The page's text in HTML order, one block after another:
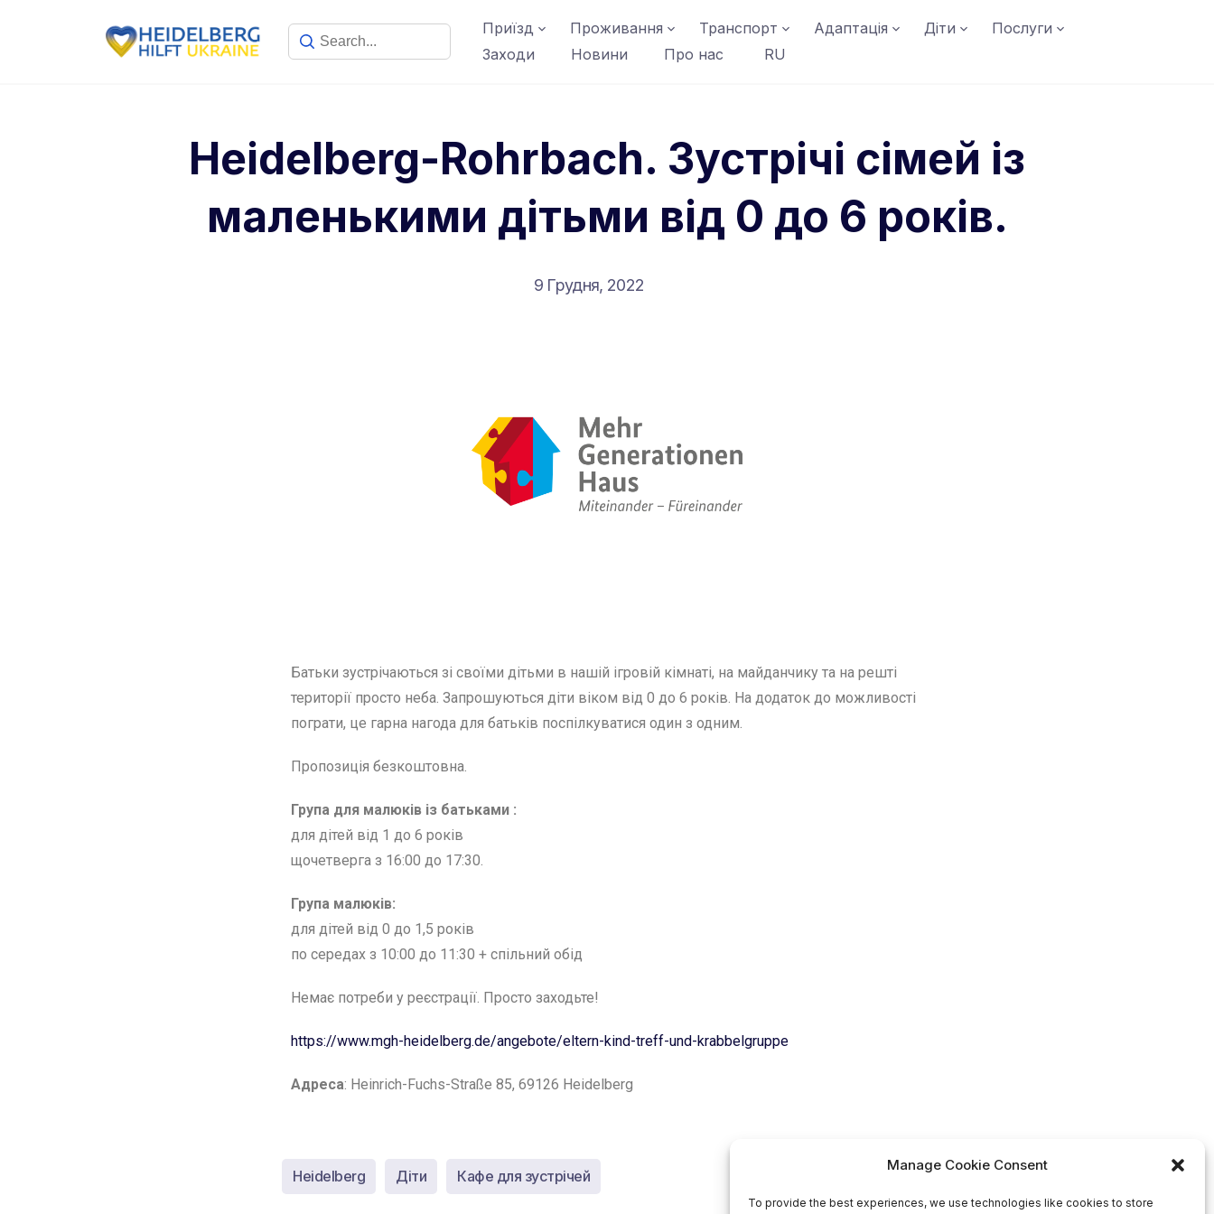
Manage Cookie Consent
To provide the best experiences, we use technologies like cookies to store
Приїзд Проживання Транспорт Адаптація Діти
Послуги
Заходи
Новини Про нас RU
Heidelberg-Rohrbach. Зустрічі сімей із
маленькими дітьми від 0 до 6 років.
9 Грудня, 2022
Батьки зустрічаються зі своїми дітьми в нашій ігровій кімнаті, на майданчику та на решті
території просто неба. Запрошуються діти віком від 0 до 6 років. На додаток до можливості
пограти, це гарна нагода для батьків поспілкуватися один з одним.
Пропозиція безкоштовна.
Група для малюків із батьками :
для дітей від 1 до 6 років
щочетверга з 16:00 до 17:30.
Група малюків:
для дітей від 0 до 1,5 років
по середах з 10:00 до 11:30 + спільний обід
Немає потреби у реєстрації. Просто заходьте!
https://www.mgh-heidelberg.de/angebote/eltern-kind-treff-und-krabbelgruppe
Адреса: Heinrich-Fuchs-Straße 85, 69126 Heidelberg
Heidelberg Діти Кафе для зустрічей